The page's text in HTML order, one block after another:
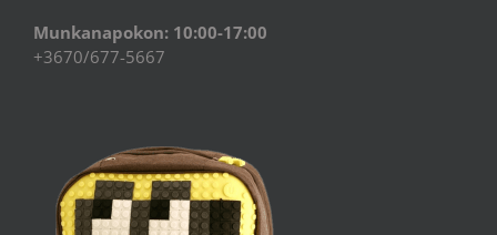
Munkanapokon: 10:00-17:00
+3670/677-5667